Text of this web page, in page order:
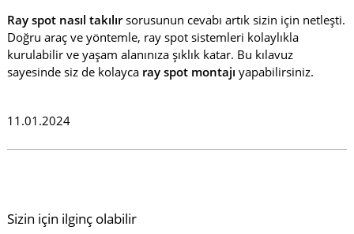
Ray spot nasıl takılırsorusunun cevabı artık sizin için netleşti.
Doğru araç ve yöntemle, ray spot sistemleri kolaylıkla
kurulabilir ve yaşam alanınıza şıklık katar. Bu kılavuz
sayesinde siz de kolayca ray spot montajı yapabilirsiniz.
11.01.2024
Sizin için ilginç olabilir